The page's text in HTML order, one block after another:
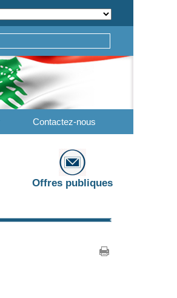
Contactez-nous
Offres publiques